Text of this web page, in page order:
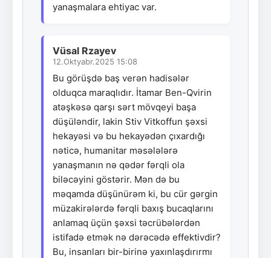
yanaşmalara ehtiyac var.
Vüsal Rzayev
12.Oktyabr.2025 15:08
Bu görüşdə baş verən hadisələr
olduqca maraqlıdır. İtamar Ben-Qvirin
atəşkəsə qarşı sərt mövqeyi başa
düşüləndir, lakin Stiv Vitkoffun şəxsi
hekayəsi və bu hekayədən çıxardığı
nəticə, humanitar məsələlərə
yanaşmanın nə qədər fərqli ola
biləcəyini göstərir. Mən də bu
məqamda düşünürəm ki, bu cür gərgin
müzakirələrdə fərqli baxış bucaqlarını
anlamaq üçün şəxsi təcrübələrdən
istifadə etmək nə dərəcədə effektivdir?
Bu, insanları bir-birinə yaxınlaşdırırmı